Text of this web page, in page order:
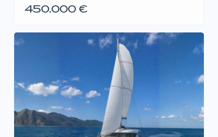
450.000 €